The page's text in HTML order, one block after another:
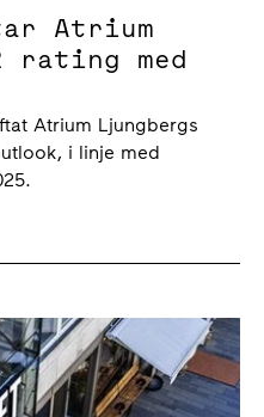
Atrium
rating med
Atrium Ljungbergs
i linje med